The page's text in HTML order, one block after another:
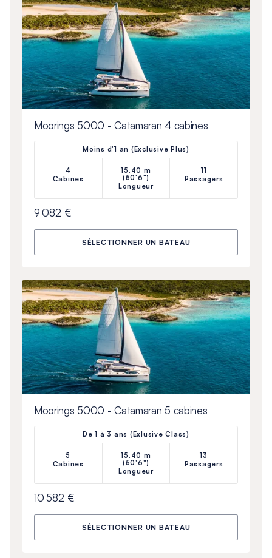
Moorings 5000 - Catamaran 4 cabines
Moins d'1 an (Exclusive Plus)
4
Cabines
15.40 m
(50'6")
Longueur
11
Passagers
9 082 €
SÉLECTIONNER UN BATEAU
Moorings 5000 - Catamaran 5 cabines
De 1 à 3 ans (Exlusive Class)
5
Cabines
15.40 m
(50'6")
Longueur
13
Passagers
10 582 €
SÉLECTIONNER UN BATEAU